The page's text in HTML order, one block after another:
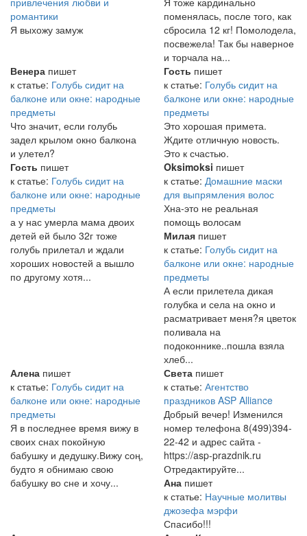
романтики
Я выхожу замуж
поменялась, после того, как
сбросила 12 кг! Помолодела,
посвежела! Так бы наверное
и торчала на...
Венера пишет
к статье: Голубь сидит на
балконе или окне: народные
предметы
Что значит, если голубь
задел крылом окно балкона
и улетел?
Гость пишет
к статье: Голубь сидит на
балконе или окне: народные
предметы
Это хорошая примета.
Ждите отличную новость.
Это к счастью.
Гость пишет
к статье: Голубь сидит на
балконе или окне: народные
предметы
а у нас умерла мама двоих
детей ей было 32г тоже
голубь прилетал и ждали
хороших новостей а вышло
по другому хотя...
Oksimoksi пишет
к статье: Домашние маски
для выпрямления волос
Хна-это не реальная
помощь волосам
Милая пишет
к статье: Голубь сидит на
балконе или окне: народные
предметы
А если прилетела дикая
голубка и села на окно и
расматривает меня?я цветок
поливала на
подоконнике..пошла взяла
хлеб...
Алена пишет
к статье: Голубь сидит на
балконе или окне: народные
предметы
Я в последнее время вижу в
своих снах покойную
бабушку и дедушку.Вижу соң,
будто я обнимаю свою
бабушку во сне и хочу...
Света пишет
к статье: Агентство
праздников ASP Alliance
Добрый вечер! Изменился
номер телефона 8(499)394-
22-42 и адрес сайта -
https://asp-prazdnik.ru
Отредактируйте...
Ана пишет
к статье: Научные молитвы
джозефа мэрфи
Спасибо!!!